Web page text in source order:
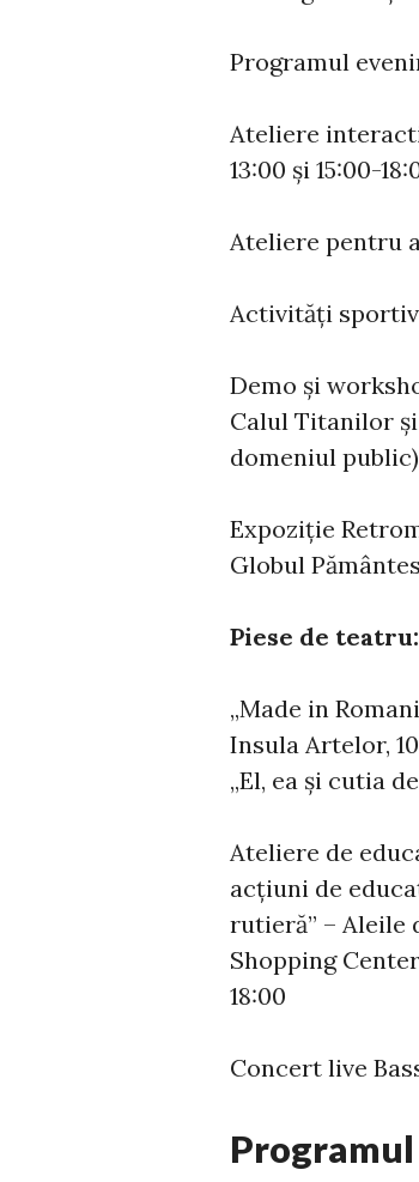
Programul
Ateliere
13:00 și 15:00-
Ateliere pentru
Activități
Demo și
Calul Titanilor și
domeniul
Expoziție
Globul
Piese de teatru:
„Made in
Insula Artelor,
„El, ea și cutia
Ateliere de
acțiuni de
rutieră” – Aleile
Shopping
18:00
Concert live